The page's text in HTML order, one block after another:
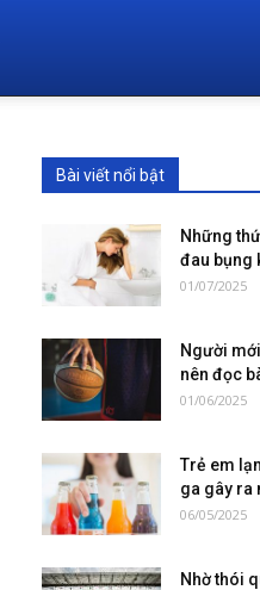
Bài viết nổi bật
Những
đau bụng
01/07/2025
Người
nên đọc
01/06/2025
Trẻ em
ga gây ra
06/05/2025
Nhờ thói